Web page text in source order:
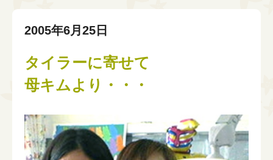
2005年6月25日
タイラーに寄せて
母キムより・・・